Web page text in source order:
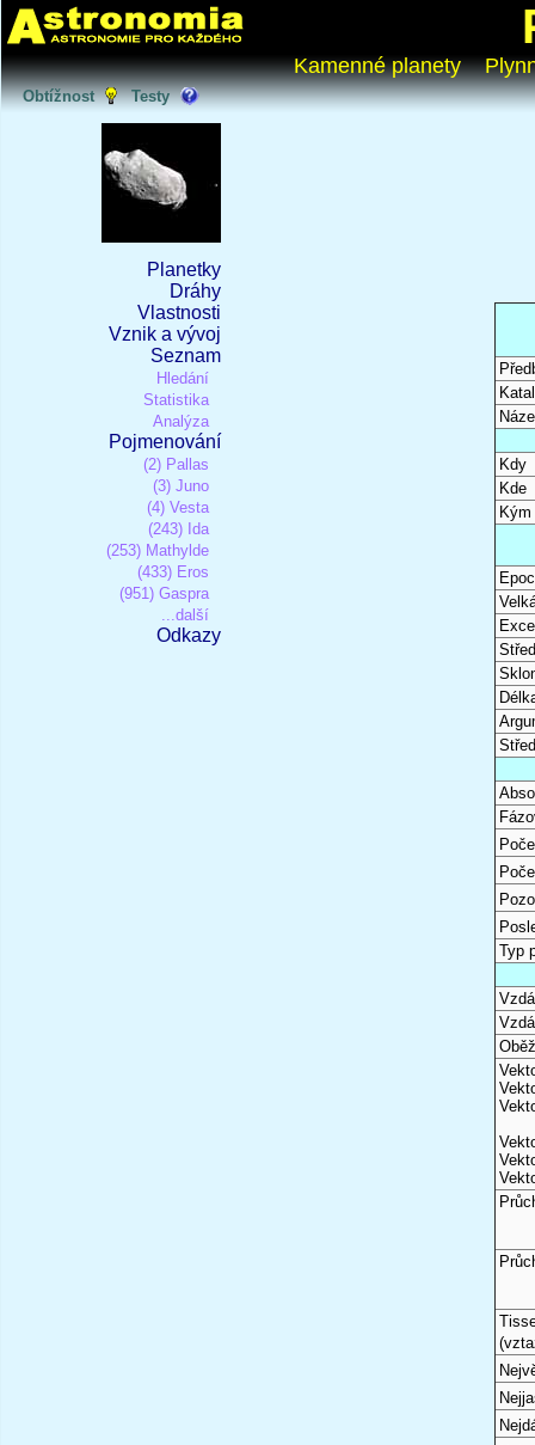
Kamenné planety
Obtížnost Testy
Planetky
Dráhy
Vlastnosti
Vznik a vývoj
Seznam
Hledání
Statistika
Analýza
Pojmenování
(2) Pallas
(3) Juno
(4) Vesta
(243) Ida
(253) Mathylde
(433) Eros
(951) Gaspra
...další
Odkazy
Kdy
Kde
Kým
Typ